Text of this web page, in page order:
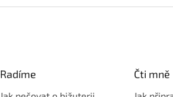
Radíme Čti mně